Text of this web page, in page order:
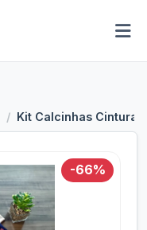
Kit Calcinhas Cintura
-66%